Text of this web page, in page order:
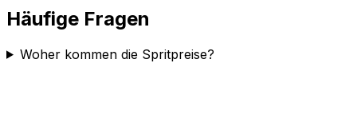
Häufige Fragen
Woher kommen die Spritpreise?